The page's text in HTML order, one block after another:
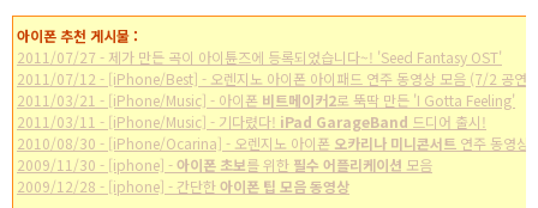
아이폰 추천 게시물 :
2011/07/27 - 제가 만든 곡이 아이튠즈에 등록되었습니다~! 'Seed Fantasy OST'
2011/07/12 - [iPhone/Best] - 오렌지노 아이폰 아이패드 연주 동영상 모음 (7/2 공연)
2011/03/21 - [iPhone/Music] - 아이폰 비트메이커2로 뚝딱 만든 'I Gotta Feeling'
2011/03/11 - [iPhone/Music] - 기다렸다! iPad GarageBand 드디어 출시!
2010/08/30 - [iPhone/Ocarina] - 오렌지노 아이폰 오카리나 미니콘서트 연주 동영상
2009/11/30 - [iphone] -아이폰 초보를 위한 필수 어플리케이션 모음
2009/12/28 - [iphone] - 간단한아이폰 팁 모음 동영상